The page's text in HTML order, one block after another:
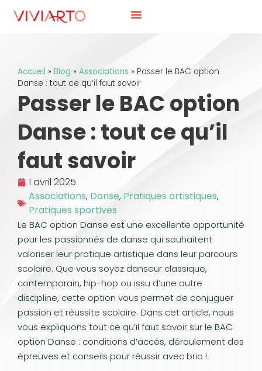
Accueil » Blog » Associations » Passer le BAC option
Danse : tout ce qu’il faut savoir
Passer le BAC option
Danse : tout ce qu’il
faut savoir
1 avril 2025
Associations, Danse, Pratiques artistiques,
Pratiques sportives
Le BAC option Danse est une excellente opportunité
pour les passionnés de danse qui souhaitent
valoriser leur pratique artistique dans leur parcours
scolaire. Que vous soyez danseur classique,
contemporain, hip-hop ou issu d’une autre
discipline, cette option vous permet de conjuguer
passion et réussite scolaire. Dans cet article, nous
vous expliquons tout ce qu’il faut savoir sur le BAC
option Danse : conditions d’accès, déroulement des
épreuves et conseils pour réussir avec brio !